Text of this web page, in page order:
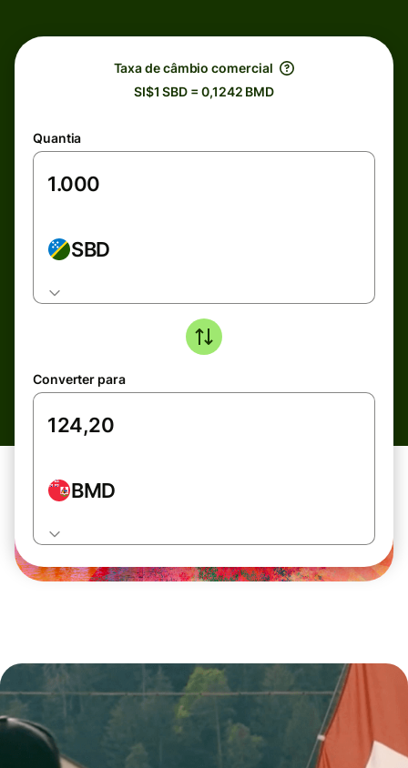
Taxa de câmbio comercial
SI$1 SBD = 0,1242 BMD
Quantia
SBD
Converter para
BMD